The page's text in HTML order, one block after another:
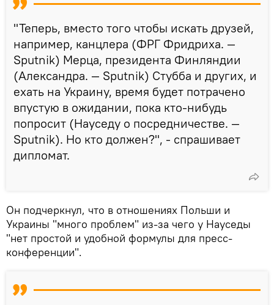
"Теперь, вместо того чтобы искать друзей,
например, канцлера (ФРГ Фридриха. —
Sputnik) Мерца, президента Финляндии
(Александра. — Sputnik) Стубба и других, и
ехать на Украину, время будет потрачено
впустую в ожидании, пока кто-нибудь
попросит (Науседу о посредничестве. —
Sputnik). Но кто должен?", - спрашивает
дипломат.
Он подчеркнул, что в отношениях Польши и
Украины "много проблем" из-за чего у Науседы
"нет простой и удобной формулы для пресс-
конференции".